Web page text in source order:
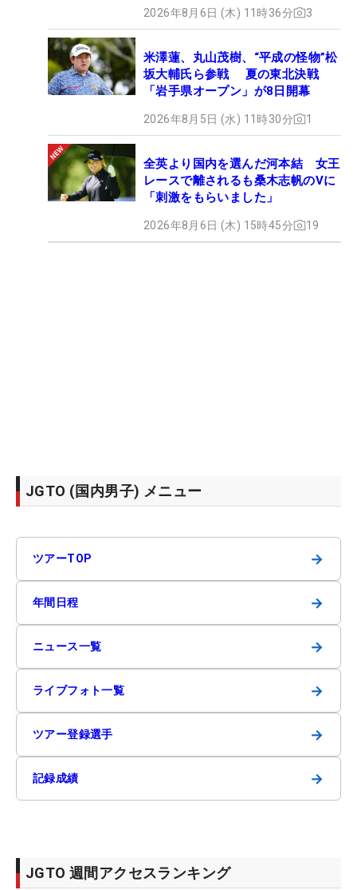
2026年8月6日 (木) 11時36分 3
米澤蓮、丸山茂樹、“平成の怪物”松
坂大輔氏ら参戦 夏の東北決戦
「岩手県オープン」が8日開幕
2026年8月5日 (水) 11時30分 1
全英より国内を選んだ河本結 女王
レースで離されるも桑木志帆のVに
「刺激をもらいました」
2026年8月6日 (木) 15時45分 19
JGTO (国内男子) メニュー
ツアーTOP →
年間日程 →
ニュース一覧 →
ライブフォト一覧 →
ツアー登録選手 →
記録成績 →
JGTO 週間アクセスランキング